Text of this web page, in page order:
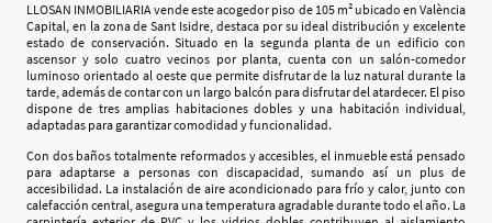
LLOSAN INMOBILIARIA vende este acogedor piso de 105 m² ubicado en València
Capital, en la zona de Sant Isidre, destaca por su ideal distribución y excelente
estado de conservación. Situado en la segunda planta de un edificio con
ascensor y solo cuatro vecinos por planta, cuenta con un salón-comedor
luminoso orientado al oeste que permite disfrutar de la luz natural durante la
tarde, además de contar con un largo balcón para disfrutar del atardecer. El piso
dispone de tres amplias habitaciones dobles y una habitación individual,
adaptadas para garantizar comodidad y funcionalidad.
Con dos baños totalmente reformados y accesibles, el inmueble está pensado
para adaptarse a personas con discapacidad, sumando así un plus de
accesibilidad. La instalación de aire acondicionado para frío y calor, junto con
calefacción central, asegura una temperatura agradable durante todo el año. La